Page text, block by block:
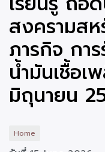
เพลิง
สงครามส
ภารกิจ กา
น้ำมันเชื้อเ
มิถุนายน
Home